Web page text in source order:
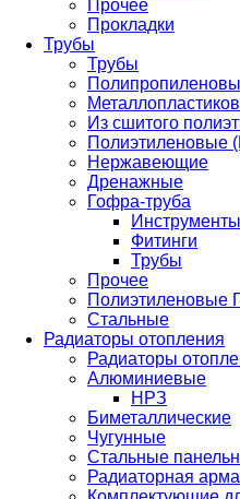
Прочее
Прокладки
Трубы
Трубы
Из сшитого
Полиэтиленовые
Нержавеющие
Дренажные
Гофра-труба
Инструменты
Фитинги
Трубы
Прочее
Полиэтиленовые
Стальные
Радиаторы отопления
Радиаторы
Алюминиевые
НРЗ
Биметаллические
Чугунные
Стальные
Радиаторная